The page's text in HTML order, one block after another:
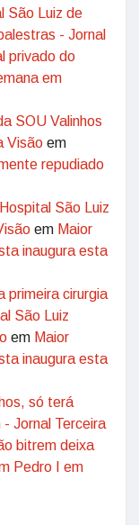
São Luiz de
- Jornal
privado do
em
SOU Valinhos
Visão em
repudiado
São Luiz
em Maior
inaugura esta
primeira cirurgia
São Luiz
em Maior
inaugura esta
só terá
Jornal Terceira
bitrem deixa
Pedro I em